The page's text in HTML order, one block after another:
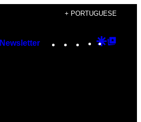
+ PORTUGUESE
Newsletter Instagram
TikTok
YouTube
Google